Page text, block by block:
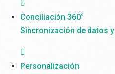
Conciliación 360°
Sincronización de datos
Personalización